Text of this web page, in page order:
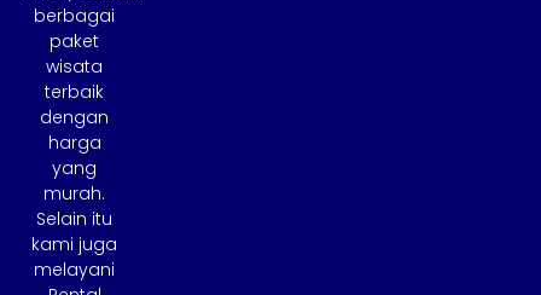
berbagai
paket
wisata
terbaik
dengan
harga
yang
murah.
Selain itu
kami juga
melayani